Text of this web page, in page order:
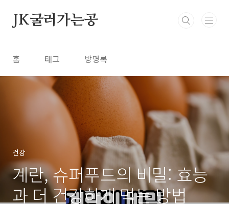
JK굴러가는공
홈 태그 방명록
건강
계란, 슈퍼푸드의 비밀: 효능
과 더 건강하게 먹는 방법